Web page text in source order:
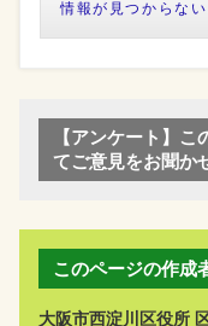
情報が見つからな
【アンケート】こ
てご意見をお聞か
このページの作成
大阪市西淀川区役所